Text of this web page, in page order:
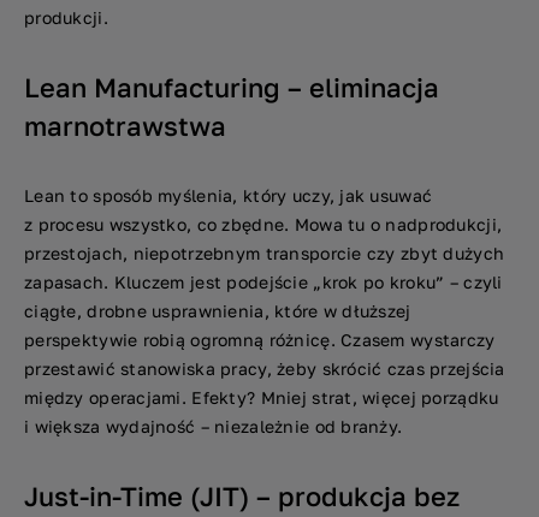
produkcji.
Lean Manufacturing – eliminacja
marnotrawstwa
Lean to sposób myślenia, który uczy, jak usuwać
z procesu wszystko, co zbędne. Mowa tu o nadprodukcji,
przestojach, niepotrzebnym transporcie czy zbyt dużych
zapasach. Kluczem jest podejście „krok po kroku” – czyli
ciągłe, drobne usprawnienia, które w dłuższej
perspektywie robią ogromną różnicę. Czasem wystarczy
przestawić stanowiska pracy, żeby skrócić czas przejścia
między operacjami. Efekty? Mniej strat, więcej porządku
i większa wydajność – niezależnie od branży.
Just-in-Time (JIT) – produkcja bez